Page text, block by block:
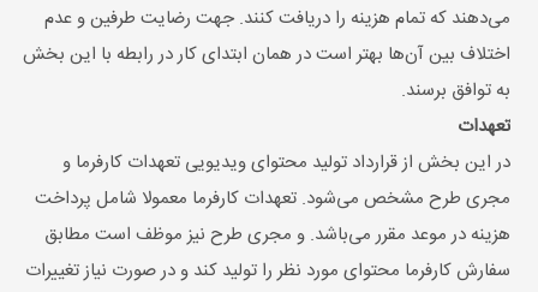
می‌دهند که تمام هزینه را دریافت کنند. جهت رضایت طرفین و عدم
اختلاف بین آن‌ها بهتر است در همان ابتدای کار در رابطه با این بخش
به توافق برسند.
تعهدات
در این بخش از قرارداد تولید محتوای ویدیویی تعهدات کارفرما و
مجری طرح مشخص می‌شود. تعهدات کارفرما معمولا شامل پرداخت
هزینه در موعد مقرر می‌باشد. و مجری طرح نیز موظف است مطابق
سفارش کارفرما محتوای مورد نظر را تولید کند و در صورت نیاز تغییرات